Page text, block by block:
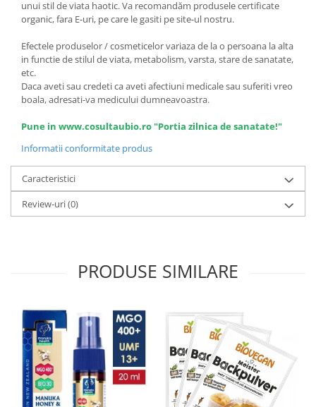
unui stil de viata haotic. Va recomandăm produsele certificate
organic, fara E-uri, pe care le gasiti pe site-ul nostru.
Efectele produselor / cosmeticelor variaza de la o persoana la alta
in functie de stilul de viata, metabolism, varsta, stare de sanatate,
etc.
Daca aveti sau credeti ca aveti afectiuni medicale sau suferiti vreo
boala, adresati-va medicului dumneavoastra.
Pune in www.cosultaubio.ro "Portia zilnica de sanatate!"
Informatii conformitate produs
Caracteristici
Review-uri(0)
PRODUSE SIMILARE